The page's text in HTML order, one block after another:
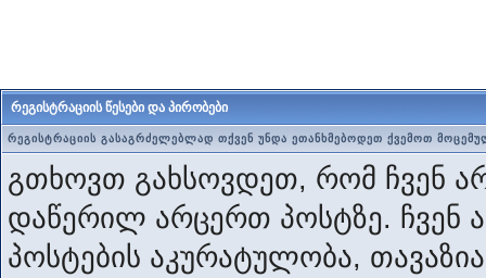
რეგისტრაციის წესები და პირობები
რეგისტრაციის გასაგრძელებლად თქვენ უნდა ეთანხმებოდეთ ქვემოთ
გთხოვთ გახსოვდეთ, რომ ჩვენ
დაწერილ არცერთ პოსტზე. ჩვენ
პოსტების აკურატულობა,